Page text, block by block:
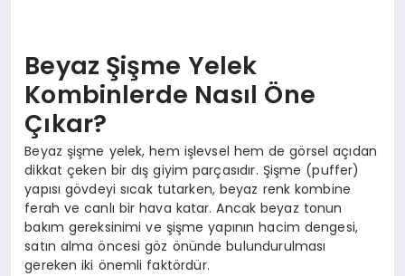
Beyaz Şişme Yelek
Kombinlerde Nasıl Öne
Çıkar?
Beyaz şişme yelek, hem işlevsel hem de görsel açıdan
dikkat çeken bir dış giyim parçasıdır. Şişme (puffer)
yapısı gövdeyi sıcak tutarken, beyaz renk kombine
ferah ve canlı bir hava katar. Ancak beyaz tonun
bakım gereksinimi ve şişme yapının hacim dengesi,
satın alma öncesi göz önünde bulundurulması
gereken iki önemli faktördür.